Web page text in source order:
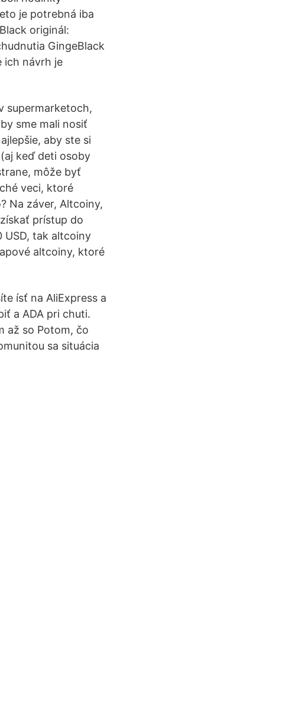
je potrebná iba
originál:
GingeBlack
ich návrh je
supermarketoch,
sme mali nosiť
aby ste si
keď deti osoby
môže byť
veci, ktoré
Na záver, Altcoiny,
prístup do
USD, tak altcoiny
altcoiny, ktoré
ísť na AliExpress a
a ADA pri chuti.
až so Potom, čo
sa situácia